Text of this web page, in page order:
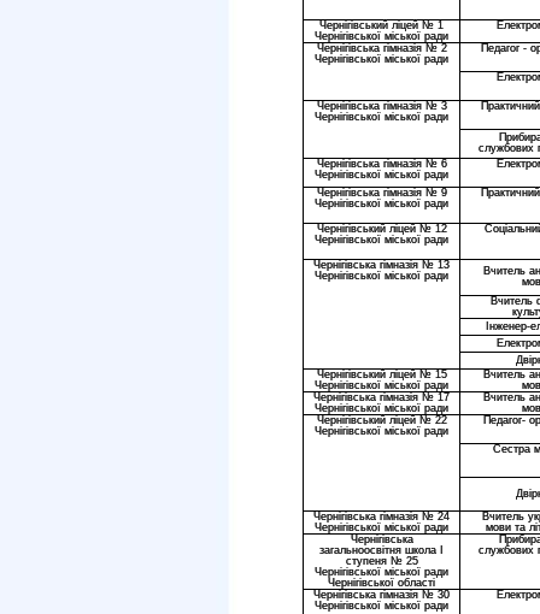
Чернігівський ліцей № 1
Чернігівської міської ради
Чернігівська гімназія № 2
Чернігівської міської ради
Педагог -
Чернігівська гімназія № 3
Чернігівської міської ради
службових
Чернігівська гімназія № 6
Чернігівської міської ради
Чернігівська гімназія № 9
Чернігівської міської ради
Чернігівський ліцей № 12
Чернігівської міської ради
Чернігівська гімназія № 13
Чернігівської міської ради
Вчитель
Вчитель
Інженер-
Чернігівський ліцей № 15
Чернігівської міської ради
Вчитель
Чернігівська гімназія № 17
Чернігівської міської ради
Вчитель
Чернігівський ліцей № 22
Чернігівської міської ради
Педагог-
Сестра
Чернігівська гімназія № 24
Чернігівської міської ради
Вчитель
мови та
Чернігівська
загальноосвітня школа І
ступеня № 25
Чернігівської міської ради
Чернігівської області
службових
Чернігівська гімназія № 30
Чернігівської міської ради